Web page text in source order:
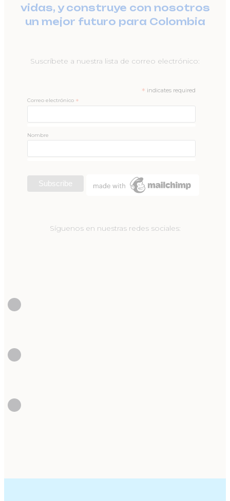
vidas, y construye con nosotros
un mejor futuro para Colombia
Suscríbete a nuestra lista de correo electrónico:
* indicates required
Correo electrónico *
Nombre
Síguenos en nuestras redes sociales: